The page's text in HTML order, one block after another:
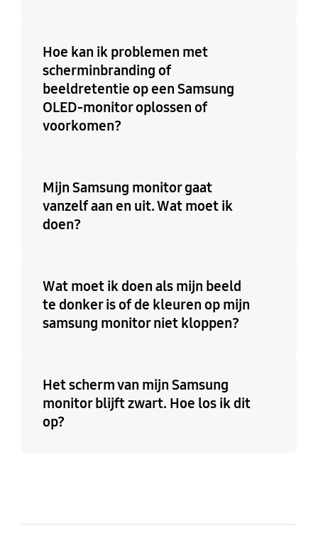
Hoe kan ik problemen met
scherminbranding of
beeldretentie op een Samsung
OLED-monitor oplossen of
voorkomen?
Mijn Samsung monitor gaat
vanzelf aan en uit. Wat moet ik
doen?
Wat moet ik doen als mijn beeld
te donker is of de kleuren op mijn
samsung monitor niet kloppen?
Het scherm van mijn Samsung
monitor blijft zwart. Hoe los ik dit
op?